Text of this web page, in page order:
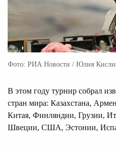
Фото: РИА Новости / Юлия
В этом году турнир собрал
стран мира: Казахстана,
Китая, Финляндии, Грузии,
Швеции, США, Эстонии,